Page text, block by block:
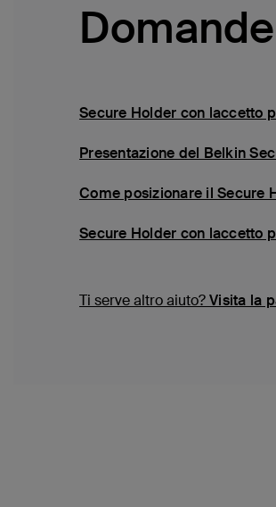
Secure Holder con laccetto
Presentazione del Belkin
Come posizionare il Secure
Secure Holder con laccetto
Ti serve altro aiuto?Visita la